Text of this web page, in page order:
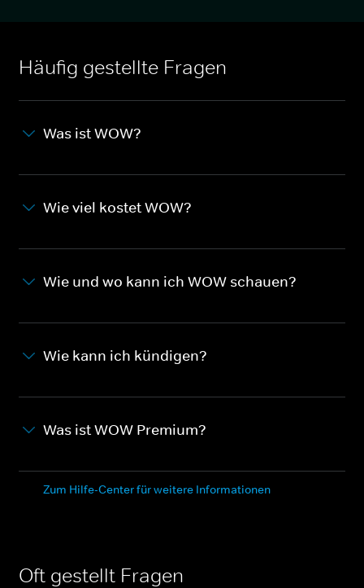
Häufig gestellte Fragen
Was ist WOW?
Wie viel kostet WOW?
Wie und wo kann ich WOW schauen?
Wie kann ich kündigen?
Was ist WOW Premium?
Zum Hilfe-Center für weitere Informationen
Oft gestellt Fragen